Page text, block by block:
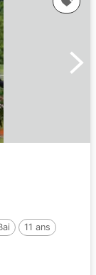
11 ans